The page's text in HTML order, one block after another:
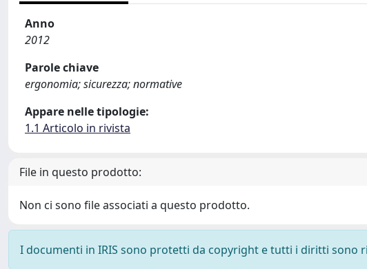
Anno
2012
Parole chiave
ergonomia; sicurezza; normative
Appare nelle tipologie:
1.1 Articolo in rivista
File in questo prodotto:
Non ci sono file associati a questo prodotto.
I documenti in IRIS sono protetti da copyright e tutti i diritti sono